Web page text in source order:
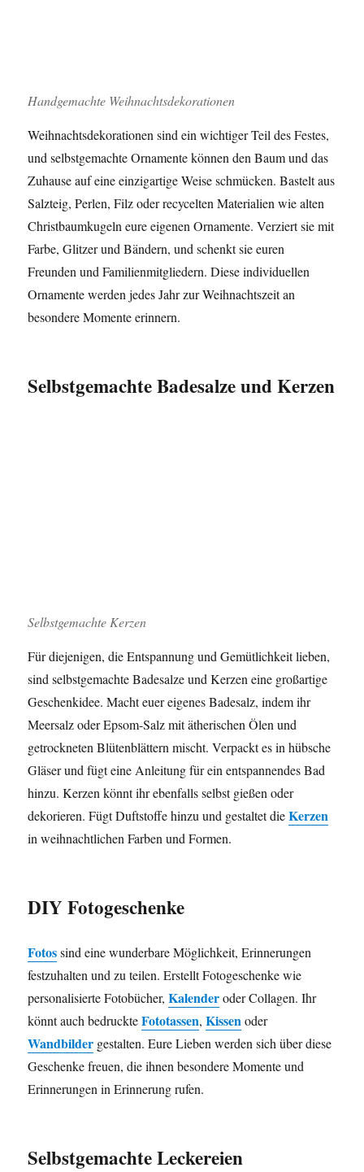
Handgemachte Weihnachtsdekorationen
Weihnachtsdekorationen sind ein wichtiger Teil des Festes,
und selbstgemachte Ornamente können den Baum und das
Zuhause auf eine einzigartige Weise schmücken. Bastelt aus
Salzteig, Perlen, Filz oder recycelten Materialien wie alten
Christbaumkugeln eure eigenen Ornamente. Verziert sie mit
Farbe, Glitzer und Bändern, und schenkt sie euren
Freunden und Familienmitgliedern. Diese individuellen
Ornamente werden jedes Jahr zur Weihnachtszeit an
besondere Momente erinnern.
Selbstgemachte Badesalze und Kerzen
Selbstgemachte Kerzen
Für diejenigen, die Entspannung und Gemütlichkeit lieben,
sind selbstgemachte Badesalze und Kerzen eine großartige
Geschenkidee. Macht euer eigenes Badesalz, indem ihr
Meersalz oder Epsom-Salz mit ätherischen Ölen und
getrockneten Blütenblättern mischt. Verpackt es in hübsche
Gläser und fügt eine Anleitung für ein entspannendes Bad
hinzu. Kerzen könnt ihr ebenfalls selbst gießen oder
dekorieren. Fügt Duftstoffe hinzu und gestaltet dieKerzen
in weihnachtlichen Farben und Formen.
DIY Fotogeschenke
Fotossind eine wunderbare Möglichkeit, Erinnerungen
festzuhalten und zu teilen. Erstellt Fotogeschenke wie
personalisierte Fotobücher,Kalenderoder Collagen. Ihr
könnt auch bedruckteFototassen,Kissenoder
Wandbilder gestalten. Eure Lieben werden sich über diese
Geschenke freuen, die ihnen besondere Momente und
Erinnerungen in Erinnerung rufen.
Selbstgemachte Leckereien